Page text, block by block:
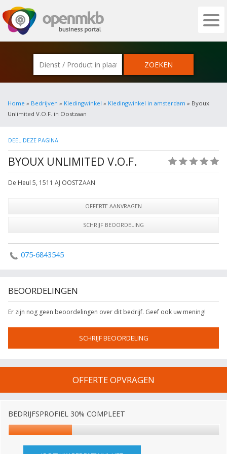
OPENMKB - DE ZAKELIJKE PORTAL
Home » Bedrijven » Kledingwinkel » Kledingwinkel in amsterdam » Byoux
Unlimited V.O.F. in Oostzaan
DEEL DEZE PAGINA
BYOUX UNLIMITED V.O.F.
De Heul 5, 1511 AJ OOSTZAAN
OFFERTE AANVRAGEN
SCHRIJF BEOORDELING
075-6843545
BEOORDELINGEN
Er zijn nog geen beoordelingen over dit bedrijf. Geef ook uw mening!
SCHRIJF BEOORDELING
OFFERTE OPVRAGEN
BEDRIJFSPROFIEL 30% COMPLEET